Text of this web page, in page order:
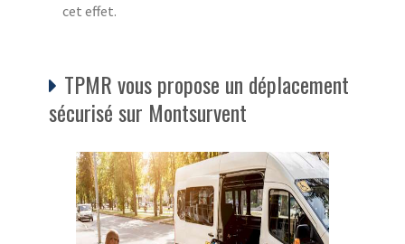
cet effet.
TPMR vous propose un déplacement
sécurisé sur Montsurvent